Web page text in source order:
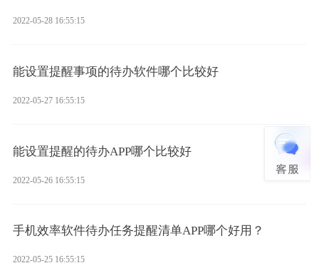
2022-05-28 16:55:15
能设置提醒事项的待办软件哪个比较好
2022-05-27 16:55:15
能设置提醒的待办APP哪个比较好
2022-05-26 16:55:15
手机效率软件待办任务提醒清单APP哪个好用？
2022-05-25 16:55:15